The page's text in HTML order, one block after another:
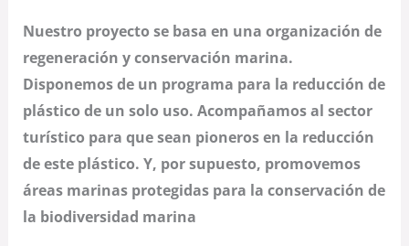
Nuestro proyecto se basa en una organización de
regeneración y conservación marina.
Disponemos de un programa para la reducción de
plástico de un solo uso. Acompañamos al sector
turístico para que sean pioneros en la reducción
de este plástico. Y, por supuesto, promovemos
áreas marinas protegidas para la conservación de
la biodiversidad marina